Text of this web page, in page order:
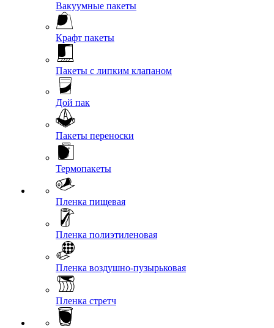
Вакуумные пакеты
Крафт пакеты
Пакеты с липким клапаном
Дой пак
Пакеты переноски
Термопакеты
Пленка пищевая
Пленка полиэтиленовая
Пленка воздушно-пузырьковая
Пленка стретч